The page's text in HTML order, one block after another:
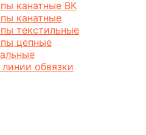
канатные ВК
канатные
текстильные
цепные
обвязки